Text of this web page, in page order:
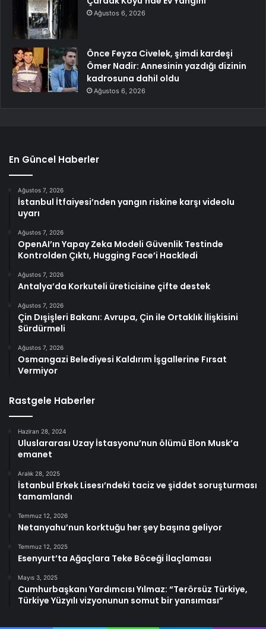
Ağustos 6, 2026
Önce Feyza Civelek, şimdi kardeşi
Ömer Nadir: Annesinin yazdığı dizinin
kadrosuna dahil oldu
Ağustos 6, 2026
En Güncel Haberler
Ağustos 7, 2026
İstanbul İtfaiyesi’nden yangın riskine karşı videolu
uyarı
Ağustos 7, 2026
OpenAI’ın Yapay Zeka Modeli Güvenlik Testinde
Kontrolden Çıktı, Hugging Face’i Hackledi
Ağustos 7, 2026
Antalya’da Korkuteli üreticisine çifte destek
Ağustos 7, 2026
Çin Dışişleri Bakanı: Avrupa, Çin ile Ortaklık İlişkisini
Sürdürmeli
Ağustos 7, 2026
Osmangazi Belediyesi Kaldırım İşgallerine Fırsat
Vermiyor
Rastgele Haberler
Haziran 28, 2024
Uluslararası Uzay İstasyonu’nun ölümü Elon Musk’a
emanet
Aralık 28, 2025
İstanbul Erkek Lisesı’ndeki taciz ve şiddet soruşturması
tamamlandı
Temmuz 12, 2026
Netanyahu’nun korktuğu her şey başına geliyor
Temmuz 12, 2025
Esenyurt’ta Ağaçlara Teke Böceği İlaçlaması
Mayıs 3, 2025
Cumhurbaşkanı Yardımcısı Yılmaz: “Terörsüz Türkiye,
Türkiye Yüzyılı vizyonunun somut bir yansıması”